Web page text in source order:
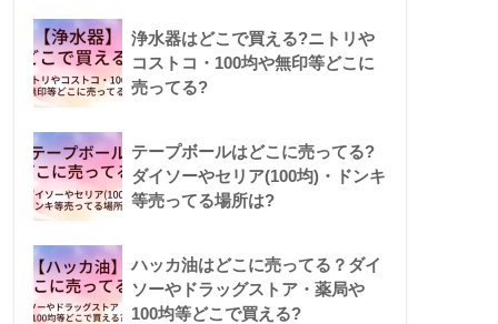
浄水器はどこで買える?ニトリや
コストコ・100均や無印等どこに
売ってる?
テープボールはどこに売ってる?
ダイソーやセリア(100均)・ドンキ
等売ってる場所は?
ハッカ油はどこに売ってる？ダイ
ソーやドラッグストア・薬局や
100均等どこで買える?